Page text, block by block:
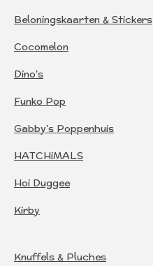
Beloningskaarten & Stickers
Cocomelon
Dino's
Funko Pop
Gabby's Poppenhuis
HATCHiMALS
Hoi Duggee
Kirby
Knuffels & Pluches